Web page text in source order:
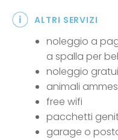
ALTRI SERVIZI
noleggio a
a spalla per
noleggio
animali
free wifi
pacchetti
garage o